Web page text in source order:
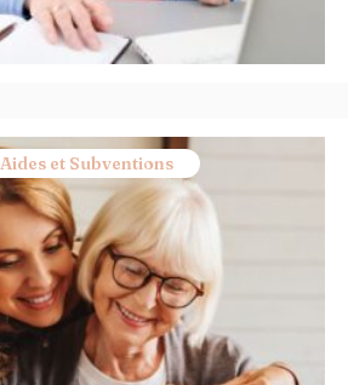
Aides et Subventions